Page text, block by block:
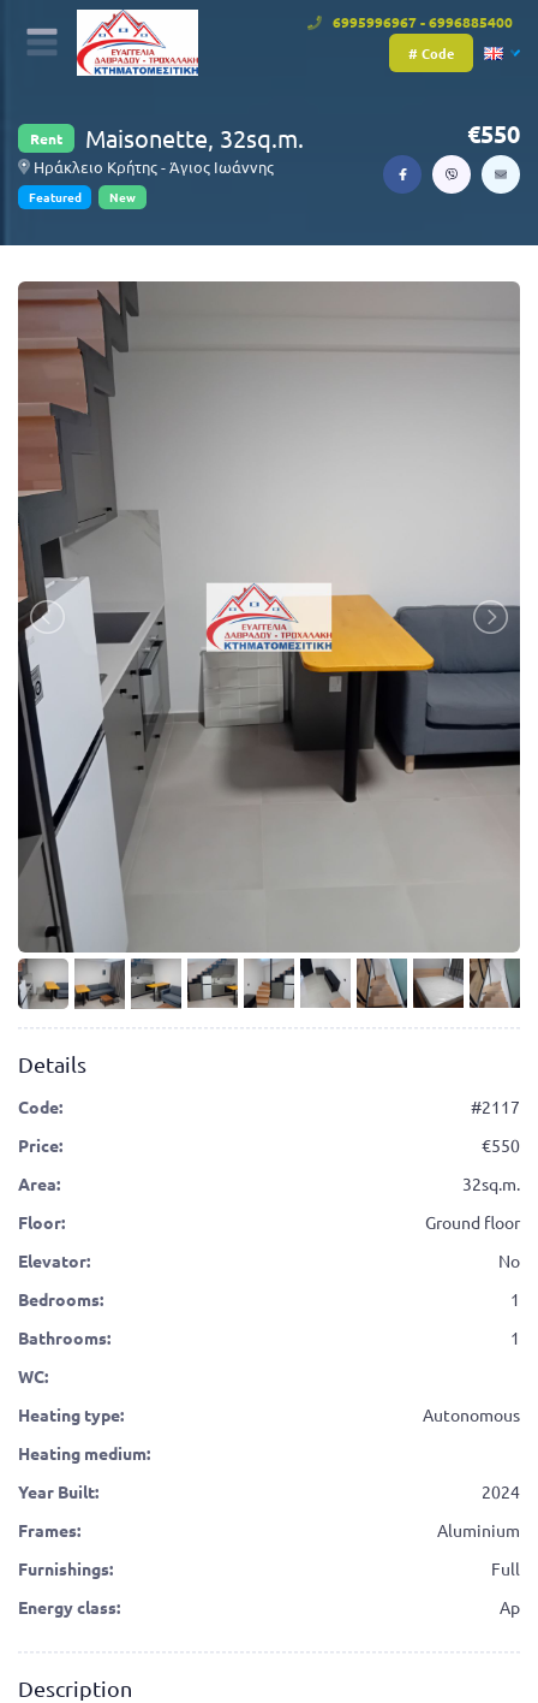
6995996967 - 6996885400
# Code
Rent Maisonette, 32sq.m.
Ηράκλειο Κρήτης - Άγιος Ιωάννης
Featured New
550
Details
Code:
#2117
Price:
550
Area:
32sq.m.
Floor:
Ground floor
Elevator:
No
Bedrooms:
1
Bathrooms:
1
WC:
Heating type:
Autonomous
Heating medium:
Year Built:
2024
Frames:
Aluminium
Furnishings:
Full
Energy class:
Ap
Description